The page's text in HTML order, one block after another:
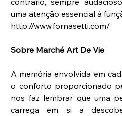
contrário, sempre
uma atenção essencial à
http://www.fornasetti.com/
Sobre Marché Art De Vie
A memória envolvida em
o conforto proporcionado
nos faz lembrar que uma
carrega em si a